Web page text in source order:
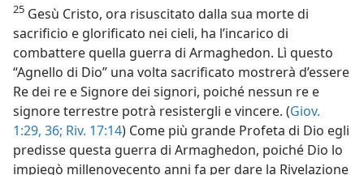
25 Gesù Cristo, ora risuscitato dalla sua morte di
sacrificio e glorificato nei cieli, ha l’incarico di
combattere quella guerra di Armaghedon. Lì questo
“Agnello di Dio” una volta sacrificato mostrerà d’essere
Re dei re e Signore dei signori, poiché nessun re e
signore terrestre potrà resistergli e vincere. (Giov.
1:29, 36; Riv. 17:14) Come più grande Profeta di Dio egli
predisse questa guerra di Armaghedon, poiché Dio lo
impiegò millenovecento anni fa per dare la Rivelazione